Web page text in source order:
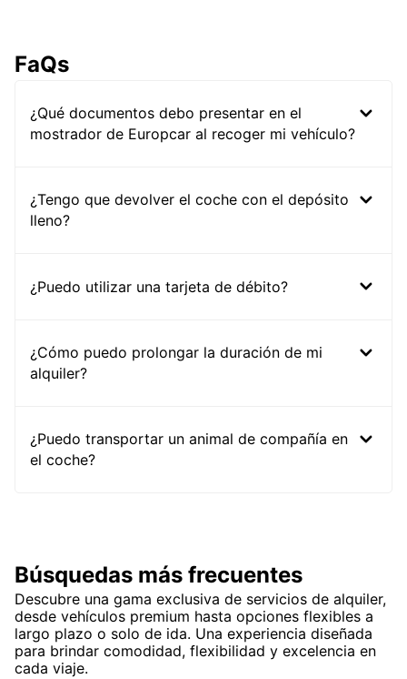
FaQs
¿Qué documentos debo presentar en el
mostrador de Europcar al recoger mi vehículo?
¿Tengo que devolver el coche con el depósito
lleno?
¿Puedo utilizar una tarjeta de débito?
¿Cómo puedo prolongar la duración de mi
alquiler?
¿Puedo transportar un animal de compañía en
el coche?
Búsquedas más frecuentes
Descubre una gama exclusiva de servicios de alquiler,
desde vehículos premium hasta opciones flexibles a
largo plazo o solo de ida. Una experiencia diseñada
para brindar comodidad, flexibilidad y excelencia en
cada viaje.